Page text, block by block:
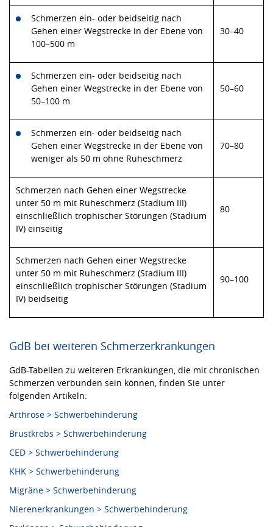
Schmerzen ein- oder beidseitig nach
Gehen einer Wegstrecke in der Ebene von
100–500 m
30–40
Schmerzen ein- oder beidseitig nach
Gehen einer Wegstrecke in der Ebene von
50–100 m
50–60
Schmerzen ein- oder beidseitig nach
Gehen einer Wegstrecke in der Ebene von
weniger als 50 m ohne Ruheschmerz
70–80
Schmerzen nach Gehen einer Wegstrecke
unter 50 m mit Ruheschmerz (Stadium III)
einschließlich trophischer Störungen (Stadium
IV) einseitig
80
Schmerzen nach Gehen einer Wegstrecke
unter 50 m mit Ruheschmerz (Stadium III)
einschließlich trophischer Störungen (Stadium
IV) beidseitig
90–100
GdB bei weiteren Schmerzerkrankungen
GdB-Tabellen zu weiteren Erkrankungen, die mit chronischen
Schmerzen verbunden sein können, finden Sie unter
folgenden Artikeln:
Arthrose > Schwerbehinderung
Brustkrebs > Schwerbehinderung
CED > Schwerbehinderung
KHK > Schwerbehinderung
Migräne > Schwerbehinderung
Nierenerkrankungen > Schwerbehinderung